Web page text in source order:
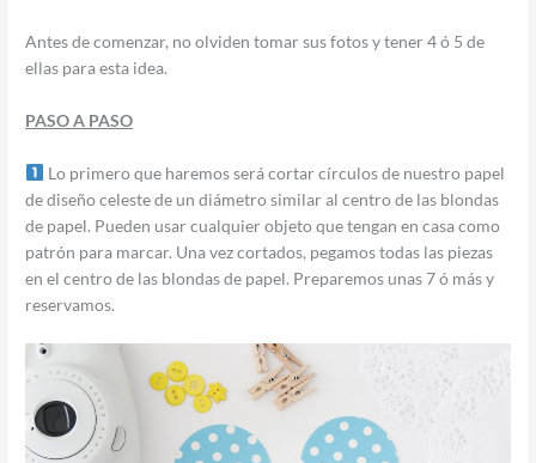
Antes de comenzar, no olviden tomar sus fotos y tener 4 ó 5 de
ellas para esta idea.
PASO A PASO
Lo primero que haremos será cortar círculos de nuestro papel
de diseño celeste de un diámetro similar al centro de las blondas
de papel. Pueden usar cualquier objeto que tengan en casa como
patrón para marcar. Una vez cortados, pegamos todas las piezas
en el centro de las blondas de papel. Preparemos unas 7 ó más y
reservamos.